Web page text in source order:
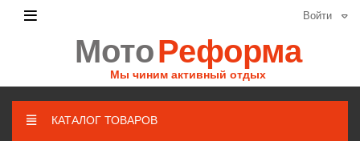
Войти
МотоРеформа
Мы чиним активный отдых
КАТАЛОГ ТОВАРОВ